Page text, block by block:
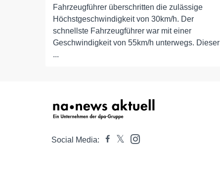
Fahrzeugführer überschritten die zulässige
Höchstgeschwindigkeit von 30km/h. Der
schnellste Fahrzeugführer war mit einer
Geschwindigkeit von 55km/h unterwegs. Dieser
...
Social Media: